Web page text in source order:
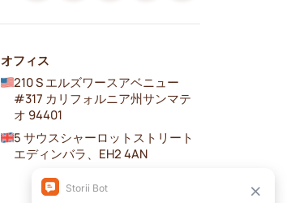
オフィス
210 S エルズワースアベニュー
#317 カリフォルニア州サンマテ
オ 94401
5 サウスシャーロットストリート
エディンバラ、EH2 4AN